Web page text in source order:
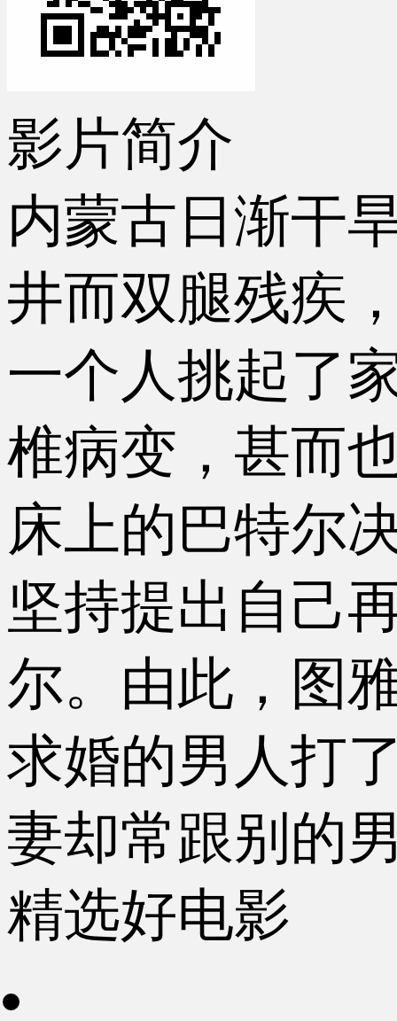
影片简介
内蒙古日渐干
井而双腿残疾
一个人挑起了
椎病变，甚而
床上的巴特尔
坚持提出自己
尔。由此，图
求婚的男人打
妻却常跟别的
精选好电影